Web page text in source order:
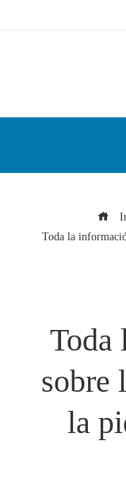
Toda la
Toda
sobre
la